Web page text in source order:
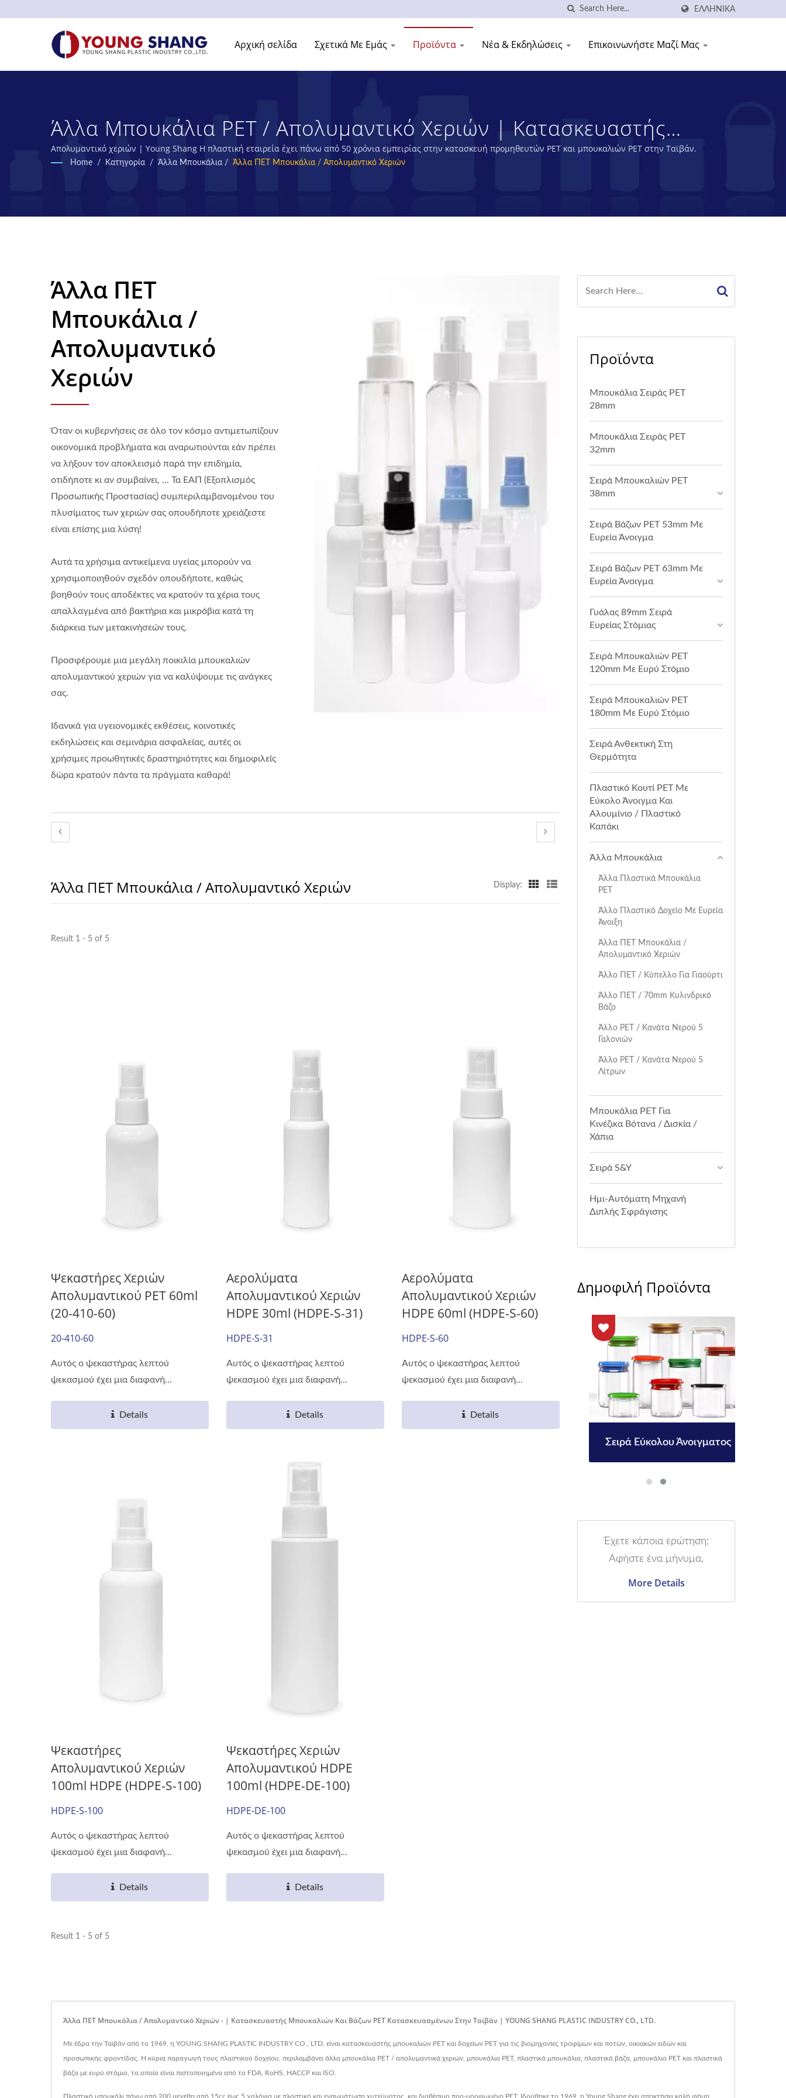
ΕΛΛΗΝΙΚΆ
Αρχική σελίδα Σχετικά Με Εμάς Προϊόντα Νέα & Εκδηλώσεις Επικοινωνήστε Μαζί Μας
Άλλα Μπουκάλια PET / Απολυμαντικό Χεριών | Κατασκευαστής
Μπουκαλιών Και Βαζών PET Στην Ταϊβάν | YOUNG SHANG PLASTIC
Απολυμαντικό χεριών | Young Shang Η πλαστική εταιρεία έχει πάνω από 50 χρόνια εμπειρίας στην κατασκευή προμηθευτών PET και μπουκαλιών PET στην Ταϊβάν.
Home / Κατηγορία / Άλλα Μπουκάλια / Άλλα ΠΕΤ Μπουκάλια / Απολυμαντικό Χεριών
Άλλα ΠΕΤ
Μπουκάλια /
Απολυμαντικό
Χεριών
Όταν οι κυβερνήσεις σε όλο τον κόσμο αντιμετωπίζουν
οικονομικά προβλήματα και αναρωτιούνται εάν πρέπει
να λήξουν τον αποκλεισμό παρά την επιδημία,
οτιδήποτε κι αν συμβαίνει, ... Τα ΕΑΠ (Εξοπλισμός
Προσωπικής Προστασίας) συμπεριλαμβανομένου του
πλυσίματος των χεριών σας οπουδήποτε χρειάζεστε
είναι επίσης μια λύση!
Αυτά τα χρήσιμα αντικείμενα υγείας μπορούν να
χρησιμοποιηθούν σχεδόν οπουδήποτε, καθώς
βοηθούν τους αποδέκτες να κρατούν τα χέρια τους
απαλλαγμένα από βακτήρια και μικρόβια κατά τη
διάρκεια των μετακινήσεών τους.
Προσφέρουμε μια μεγάλη ποικιλία μπουκαλιών
απολυμαντικού χεριών για να καλύψουμε τις ανάγκες
σας.
Ιδανικά για υγειονομικές εκθέσεις, κοινοτικές
εκδηλώσεις και σεμινάρια ασφαλείας, αυτές οι
χρήσιμες προωθητικές δραστηριότητες και δημοφιλείς
δώρα κρατούν πάντα τα πράγματα καθαρά!
Άλλα ΠΕΤ Μπουκάλια / Απολυμαντικό Χεριών Display:
Result 1 - 5 of 5
Ψεκαστήρες Χεριών
Απολυμαντικού PET 60ml
(20-410-60)
20-410-60
Αυτός ο ψεκαστήρας λεπτού
ψεκασμού έχει μια διαφανή...
Details
Αερολύματα
Απολυμαντικού Χεριών
HDPE 30ml (HDPE-S-31)
HDPE-S-31
Αυτός ο ψεκαστήρας λεπτού
ψεκασμού έχει μια διαφανή...
Details
Αερολύματα
Απολυμαντικού Χεριών
HDPE 60ml (HDPE-S-60)
HDPE-S-60
Αυτός ο ψεκαστήρας λεπτού
ψεκασμού έχει μια διαφανή...
Details
Ψεκαστήρες
Απολυμαντικού Χεριών
100ml HDPE (HDPE-S-100)
HDPE-S-100
Αυτός ο ψεκαστήρας λεπτού
ψεκασμού έχει μια διαφανή...
Details
Ψεκαστήρες Χεριών
Απολυμαντικού HDPE
100ml (HDPE-DE-100)
HDPE-DE-100
Αυτός ο ψεκαστήρας λεπτού
ψεκασμού έχει μια διαφανή...
Details
Result 1 - 5 of 5
Προϊόντα
Μπουκάλια Σειράς PET
28mm
Μπουκάλια Σειράς PET
32mm
Σειρά Μπουκαλιών PET
38mm
Σειρά Βάζων PET 53mm Με
Ευρεία Άνοιγμα
Σειρά Βάζων PET 63mm Με
Ευρεία Άνοιγμα
Γυάλας 89mm Σειρά
Ευρείας Στόμιας
Σειρά Μπουκαλιών PET
120mm Με Ευρύ Στόμιο
Σειρά Μπουκαλιών PET
180mm Με Ευρύ Στόμιο
Σειρά Ανθεκτική Στη
Θερμότητα
Πλαστικό Κουτί PET Με
Εύκολο Άνοιγμα Και
Αλουμίνιο / Πλαστικό
Καπάκι
Άλλα Μπουκάλια
Άλλα Πλαστικά Μπουκάλια
PET
Άλλο Πλαστικό Δοχείο Με Ευρεία
Άνοιξη
Άλλα ΠΕΤ Μπουκάλια /
Απολυμαντικό Χεριών
Άλλο ΠΕΤ / Κύπελλο Για Γιαούρτι
Άλλο ΠΕΤ / 70mm Κυλινδρικό
Βάζο
Άλλο PET / Κανάτα Νερού 5
Γαλονιών
Άλλο PET / Κανάτα Νερού 5
Λίτρων
Μπουκάλια PET Για
Κινέζικα Βότανα / Δισκία /
Χάπια
Σειρά S&Y
Ημι-Αυτόματη Μηχανή
Διπλής Σφράγισης
Δημοφιλή Προϊόντα
Σειρά Εύκολου Άνοιγματος
Έχετε κάποια ερώτηση;
Αφήστε ένα μήνυμα.
More Details
Άλλα ΠΕΤ Μπουκάλια / Απολυμαντικό Χεριών - | Κατασκευαστής Μπουκαλιών Και Βάζων PET Κατασκευασμένων Στην Ταϊβάν | YOUNG SHANG PLASTIC INDUSTRY CO., LTD.
Με έδρα την Ταϊβάν από το 1969, η YOUNG SHANG PLASTIC INDUSTRY CO., LTD. είναι κατασκευαστής μπουκαλιών PET και δοχείων PET για τις βιομηχανίες τροφίμων και ποτών, οικιακών ειδών και
προσωπικής φροντίδας. Η κύρια παραγωγή τους πλαστικού δοχείου, περιλαμβάνει άλλα μπουκάλια PET / απολυμαντικά χεριών, μπουκάλια PET, πλαστικά μπουκάλια, πλαστικά βάζα, μπουκάλια PET και πλαστικά
βάζα με ευρύ στόμιο, τα οποία είναι πιστοποιημένα από το FDA, RoHS, HACCP και ISO.
Πλαστικό μπουκάλι πάνω από 200 μεγέθη από 15cc έως 5 γαλόνια με πλαστικό και ενσωμάτωση χυτεύματος, και διαθέσιμο προ-μορφωμένο PET. Ιδρύθηκε το 1969, η Young Shang έχει αποκτήσει καλή φήμη